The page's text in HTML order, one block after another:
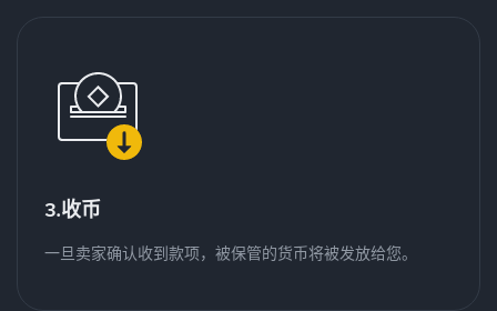
3.收币
一旦卖家确认收到款项，被保管的货币将被发放给您。